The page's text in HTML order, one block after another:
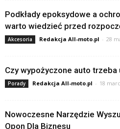
Podkłady epoksydowe a
warto wiedzieć przed
Akcesoria Redakcja All-moto.pl - 28
Czy wypożyczone auto trzeba
Porady Redakcja All-moto.pl - 18
Nowoczesne Narzędzie
Opon Dla Biznesu